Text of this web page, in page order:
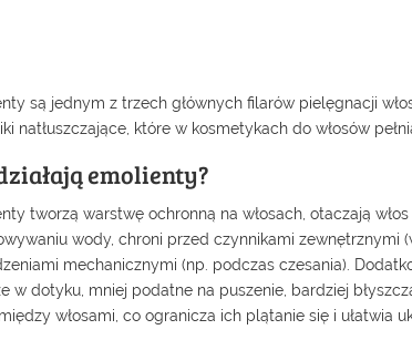
są jednym z trzech głównych filarów pielęgnacji
natłuszczające, które w kosmetykach do włosów
emolienty?
tworzą warstwę ochronną na włosach, otaczają
wody, chroni przed czynnikami zewnętrznymi
mechanicznymi (np. podczas czesania).
w dotyku, mniej podatne na puszenie, bardziej
włosami, co ogranicza ich plątanie się i ułatwia